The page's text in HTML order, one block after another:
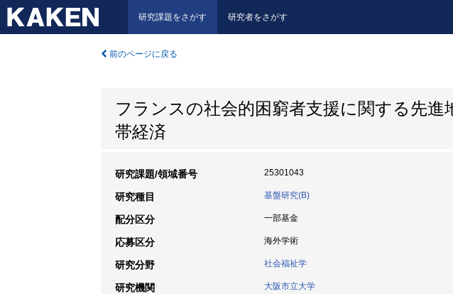
研究課題をさがす 研究者をさがす
前のページに戻る
フランスの社会的困窮者支援に関する先進
帯経済
研究課題/領域番号 25301043
研究種目 基盤研究(B)
配分区分 一部基金
応募区分 海外学術
研究分野 社会福祉学
研究機関 大阪市立大学